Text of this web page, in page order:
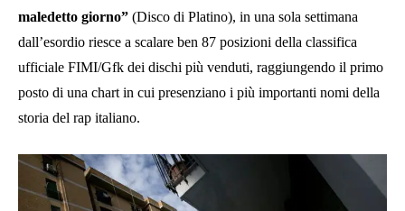
maledetto giorno” (Disco di Platino), in una sola settimana
dall’esordio riesce a scalare ben 87 posizioni della classifica
ufficiale FIMI/Gfk dei dischi più venduti, raggiungendo il primo
posto di una chart in cui presenziano i più importanti nomi della
storia del rap italiano.